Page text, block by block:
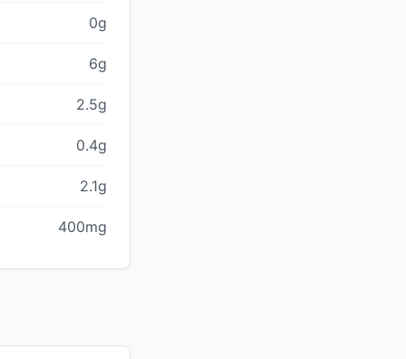
0g
6g
2.5g
0.4g
2.1g
400mg